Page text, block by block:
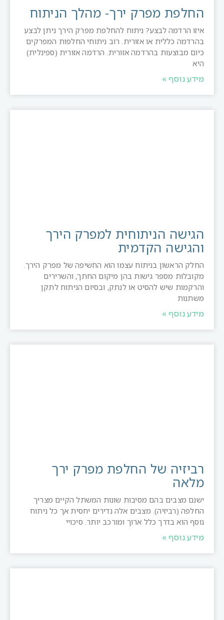
החלפת מפרק ירך- מהלך הניתוח
איזו הרדמה לבצע? ניתוח להחלפת מפרק הירך ניתן לבצע
בהרדמה כללית או אזורית. רוב ניתוחי החלפות המפרקים
כיום מבוצעות בהרדמה אזורית. הרדמה אזורית (ספינלית)
היא
מידע נוסף »
הגישה הניתוחית למפרק הירך
והגישה הקדמית
החלק הראשון בניתוח עצמו הוא החשיפה של מפרק הירך.
מקובלות מספר גישות בהן מיקום החתך, והשרירים
והרקמות שיש להסיט או לנתק, ובסיום הניתוח לתקן
משתנות
מידע נוסף »
רביזיה של החלפת מפרק ירך
מלאה
ישנם מצבים בהם מסיבות שונות המשתל הקיים מצריך
החלפה (רביזיה). מצבים אלה נדירים יחסית אך כל ניתוח
נוסף הוא בדרך כלל ארוך ומורכב יותר. סיכויי
מידע נוסף »